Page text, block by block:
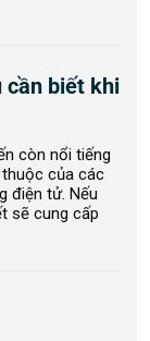
cần biết khi
còn nổi tiếng
của các
điện tử. Nếu
sẽ cung cấp